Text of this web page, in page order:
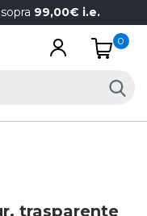
sopra 99,00€ i.e.
0
trasparente